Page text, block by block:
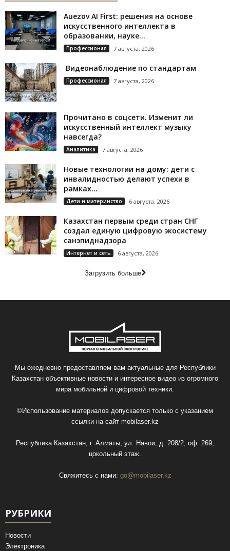
Auezov AI First: решения на основе
искусственного интеллекта в
образовании, науке...
Профессионал 7 августа, 2026
Видеонаблюдение по стандартам
Профессионал 7 августа, 2026
Прочитано в соцсети. Изменит ли
искусственный интеллект музыку
навсегда?
Аналитика 7 августа, 2026
Новые технологии на дому: дети с
инвалидностью делают успехи в
рамках...
Дети и материнство 6 августа, 2026
Казахстан первым среди стран СНГ
создал единую цифровую экосистему
санэпиднадзора
Интернет и сеть 6 августа, 2026
Загрузить больше
Мы ежедневно предоставляем вам актуальные для Республики
Казахстан объективные новости и интересное видео из огромного
мира мобильной и цифровой техники.
©Использование материалов допускается только с указанием
ссылки на сайт mobilaser.kz
Республика Казахстан, г. Алматы, ул. Навои, д. 208/2, оф. 269,
цокольный этаж.
Свяжитесь с нами: go@mobilaser.kz
РУБРИКИ
Новости
Электроника